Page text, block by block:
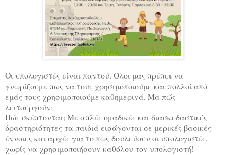
Οι υπολογιστές είναι παντού. Όλοι μας πρέπει να
γνωρίζουμε πως να τους χρησιμοποιούμε και πολλοί από
εμάς τους χρησιμοποιούμε καθημερινά. Μα πώς
λειτουργούν;
Πώς σκέπτονται; Με απλές ομαδικές και διασκεδαστικές
δραστηριότητες τα παιδιά εισάγονται σε μερικές βασικές
έννοιες και αρχές για το πως δουλεύουν οι υπολογιστές,
χωρίς να χρησιμοποιήσουν καθόλου τον υπολογιστή!